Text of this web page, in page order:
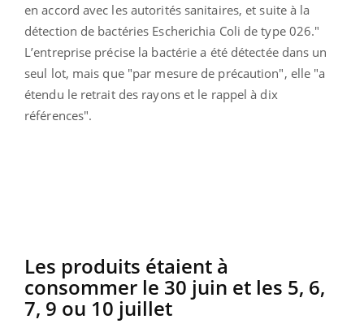
en accord avec les autorités sanitaires, et suite à la
détection de bactéries Escherichia Coli de type 026."
L’entreprise précise la bactérie a été détectée dans un
seul lot, mais que "par mesure de précaution", elle "a
étendu le retrait des rayons et le rappel à dix
références".
Les produits étaient à
consommer le 30 juin et les 5, 6,
7, 9 ou 10 juillet